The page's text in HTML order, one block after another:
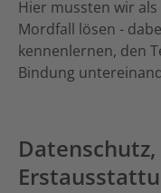
Hier mussten wir
Mordfall lösen -
kennenlernen, den
Bindung